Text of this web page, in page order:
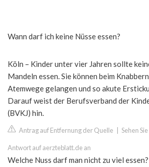
Wann darf ich keine Nüsse essen?
Köln – Kinder unter vier Jahren sollte
Mandeln essen. Sie können beim
Atemwege gelangen und so akute
Darauf weist der Berufsverband der
(BVKJ) hin.
Antrag auf Entfernung der Quelle Sehen
Antwort auf aerzteblatt.de an
Welche Nuss darf man nicht zu viel essen?